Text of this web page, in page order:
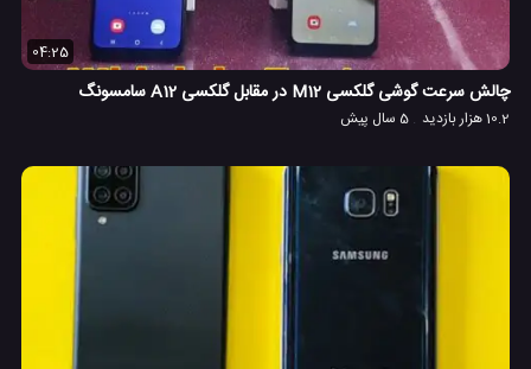
04:25
چالش سرعت گوشی گلکسی M12 در مقابل گلکسی A12 سامسونگ
10.2 هزار بازدید 5 سال پیش